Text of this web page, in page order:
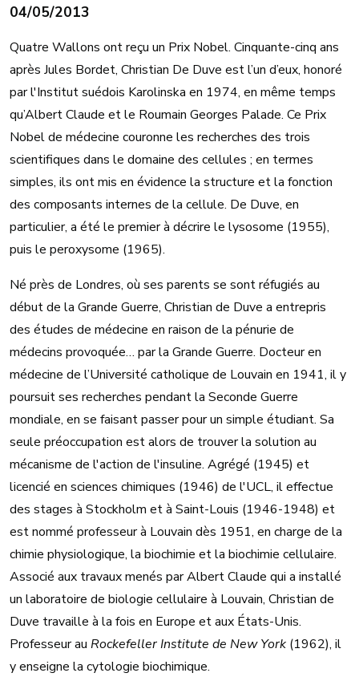
04/05/2013
Quatre Wallons ont reçu un Prix Nobel. Cinquante-cinq ans
après Jules Bordet, Christian De Duve est l’un d’eux, honoré
par l'Institut suédois Karolinska en 1974, en même temps
qu’Albert Claude et le Roumain Georges Palade. Ce Prix
Nobel de médecine couronne les recherches des trois
scientifiques dans le domaine des cellules ; en termes
simples, ils ont mis en évidence la structure et la fonction
des composants internes de la cellule. De Duve, en
particulier, a été le premier à décrire le lysosome (1955),
puis le peroxysome (1965).
Né près de Londres, où ses parents se sont réfugiés au
début de la Grande Guerre, Christian de Duve a entrepris
des études de médecine en raison de la pénurie de
médecins provoquée… par la Grande Guerre. Docteur en
médecine de l’Université catholique de Louvain en 1941, il y
poursuit ses recherches pendant la Seconde Guerre
mondiale, en se faisant passer pour un simple étudiant. Sa
seule préoccupation est alors de trouver la solution au
mécanisme de l'action de l'insuline. Agrégé (1945) et
licencié en sciences chimiques (1946) de l'UCL, il effectue
des stages à Stockholm et à Saint-Louis (1946-1948) et
est nommé professeur à Louvain dès 1951, en charge de la
chimie physiologique, la biochimie et la biochimie cellulaire.
Associé aux travaux menés par Albert Claude qui a installé
un laboratoire de biologie cellulaire à Louvain, Christian de
Duve travaille à la fois en Europe et aux États-Unis.
Professeur au Rockefeller Institute de New York (1962), il
y enseigne la cytologie biochimique.